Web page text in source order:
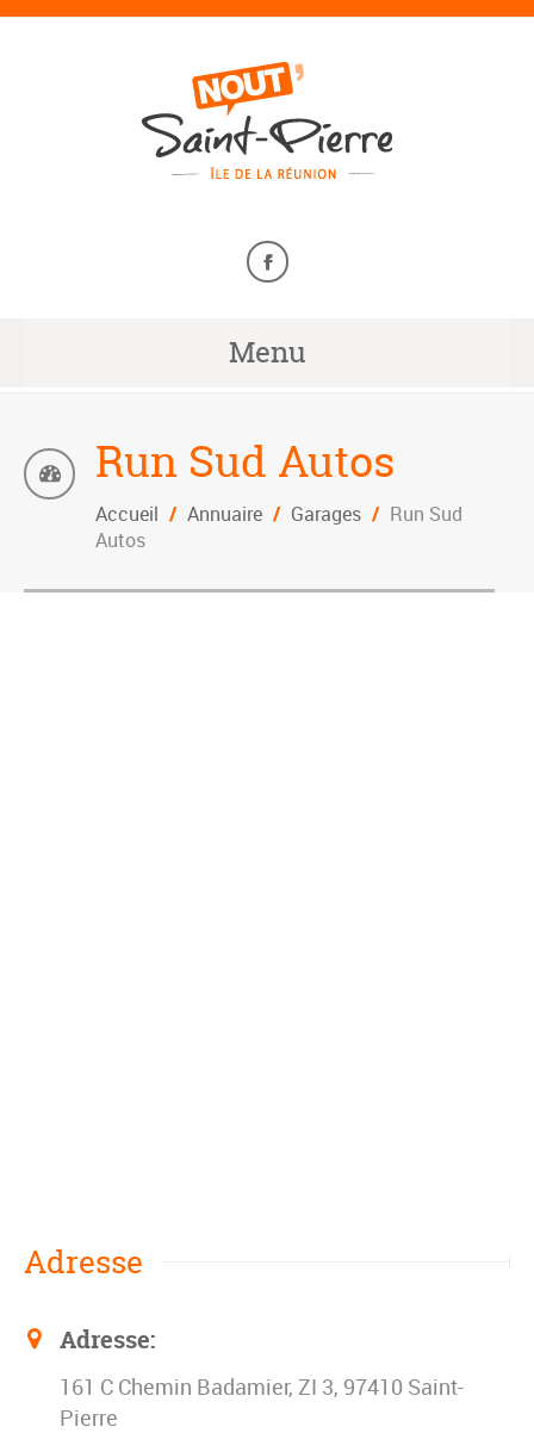
Menu
Run Sud Autos
Accueil / Annuaire / Garages / Run Sud
Autos
Adresse
Adresse:
161 C Chemin Badamier, ZI 3, 97410 Saint-
Pierre